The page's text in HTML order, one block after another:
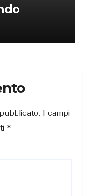
I campi
*